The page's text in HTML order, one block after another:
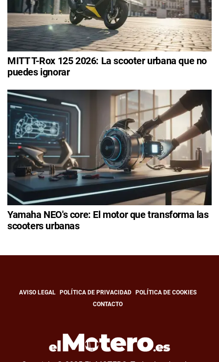
MITT T-Rox 125 2026: La scooter urbana que no
puedes ignorar
Yamaha NEO's core: El motor que transforma las
scooters urbanas
AVISO LEGAL POLÍTICA DE PRIVACIDAD
POLÍTICA DE COOKIES
CONTACTO